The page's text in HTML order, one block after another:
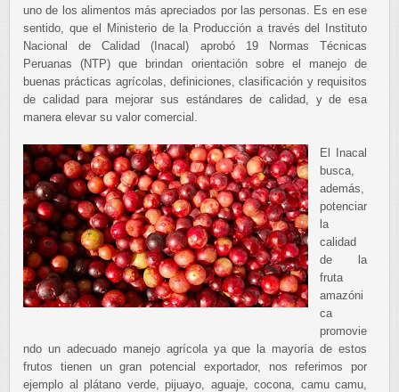
uno de los alimentos más apreciados por las personas. Es en ese
sentido, que el Ministerio de la Producción a través del Instituto
Nacional de Calidad (Inacal) aprobó 19 Normas Técnicas
Peruanas (NTP) que brindan orientación sobre el manejo de
buenas prácticas agrícolas, definiciones, clasificación y requisitos
de calidad para mejorar sus estándares de calidad, y de esa
manera elevar su valor comercial.
El Inacal
busca,
además,
potenciar
la
calidad
de la
fruta
amazóni
ca
promovie
ndo un adecuado manejo agrícola ya que la mayoría de estos
frutos tienen un gran potencial exportador, nos referimos por
ejemplo al plátano verde, pijuayo, aguaje, cocona, camu camu,